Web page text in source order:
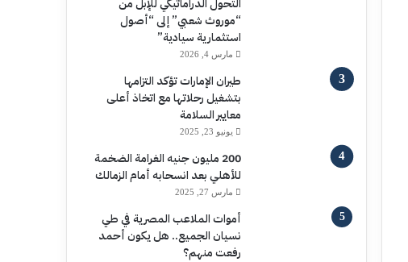
التحول الدراماتيكي للإبل من
“موروث شعبي” إلى “أصول
استثمارية سيادية”
مارس 4, 2026
طيران الإمارات تؤكد التزامها
بتشغيل رحلاتها مع اتخاذ أعلى
معايير السلامة
يونيو 23, 2025
200 مليون جنيه الغرامة الضخمة
للأهلي بعد انسحابه أمام الزمالك
مارس 27, 2025
أموات الملاعب المصرية في طي
نسيان الجميع.. هل يكون أحمد
رفعت منهم؟